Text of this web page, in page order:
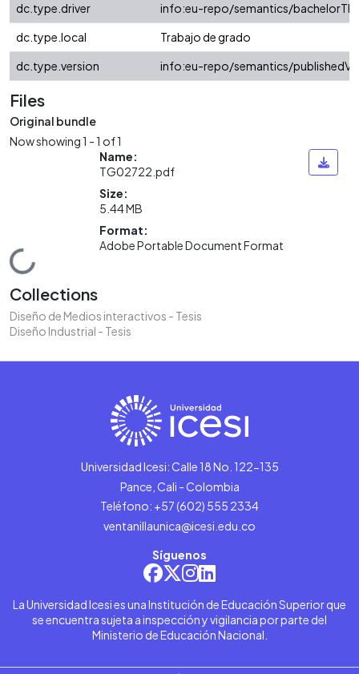
dc.type.driver
info:eu-repo/semantics/
dc.type.local
Trabajo de grado
dc.type.version
info:eu-repo/semantics/
Files
Original bundle
Now showing1 - 1 of 1
Loading...
Name:
TG02722.pdf
Size:
5.44 MB
Format:
Adobe Portable Document Format
Collections
Diseño de Medios interactivos - Tesis
Diseño Industrial - Tesis
Universidad Icesi: Calle 18 No. 122-135
Pance, Cali - Colombia
Teléfono: +57 (602) 555 2334
ventanillaunica@icesi.edu.co
Síguenos
La Universidad Icesi es una Institución de Educación Superior que
se encuentra sujeta a inspección y vigilancia por parte del
Ministerio de Educación Nacional.